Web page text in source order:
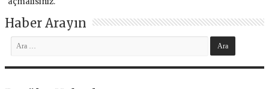
Haber Arayın